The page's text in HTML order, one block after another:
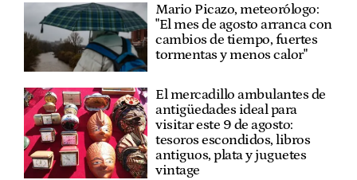
Mario Picazo, meteorólogo:
"El mes de agosto arranca con
cambios de tiempo, fuertes
tormentas y menos calor"
El mercadillo ambulantes de
antigüedades ideal para
visitar este 9 de agosto:
tesoros escondidos, libros
antiguos, plata y juguetes
vintage